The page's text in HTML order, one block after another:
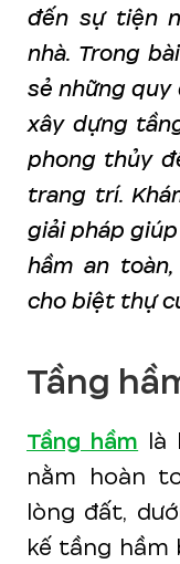
đến sự tiện
nhà. Trong
sẻ những quy
xây dựng
phong thủy
trang trí.
giải pháp
hầm an
cho biệt thự
Tầng
Tầng hầm là
nằm hoàn
lòng đất,
kế tầng hầm